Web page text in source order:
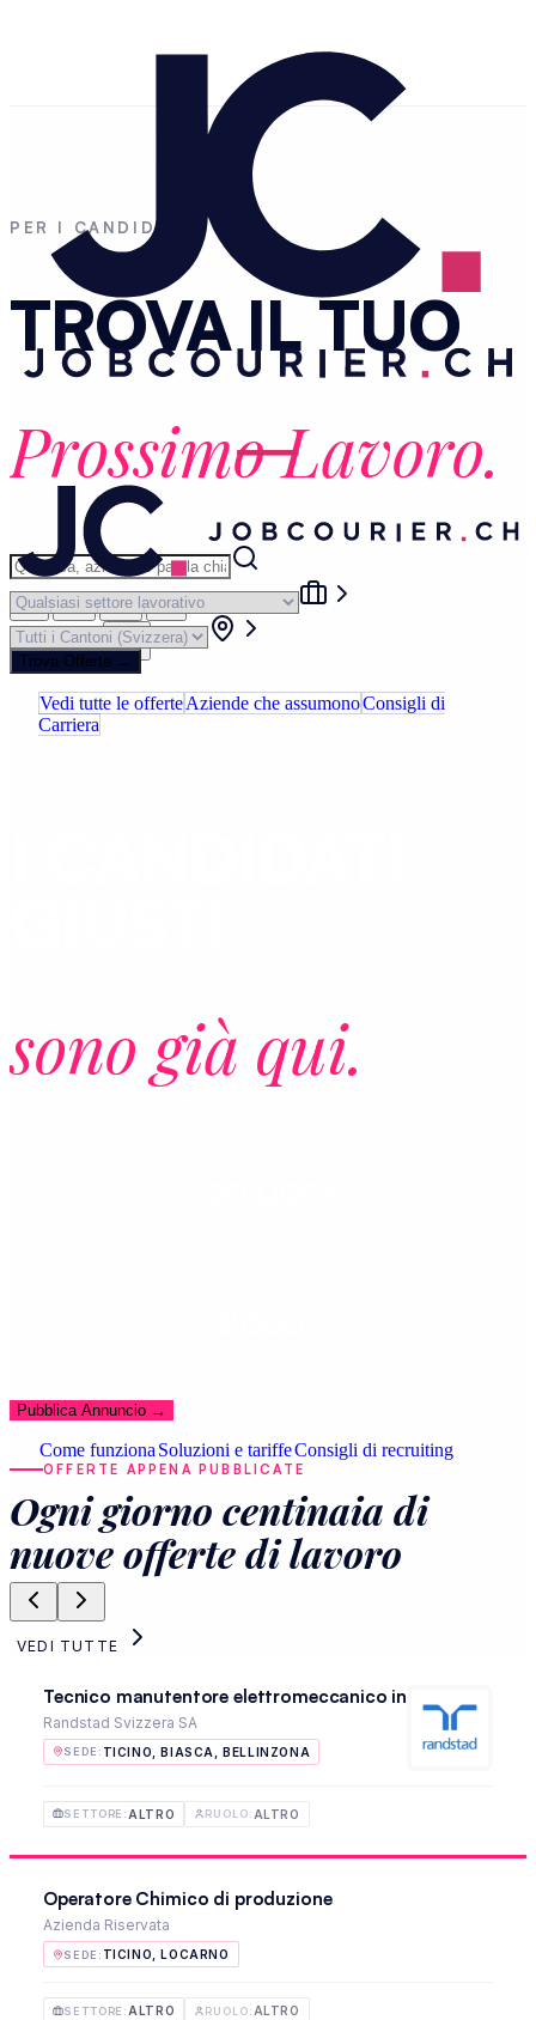
IT | EN | DE | FR
Login
PER I CANDIDATI
TROVA IL TUO
Prossimo Lavoro.
Trova Offerte →
Vedi tutte le offerteAziende che assumonoConsigli di
Carriera
sono già qui.
Pubblica Annuncio →
Come funziona Soluzioni e tariffeConsigli di recruiting
OFFERTE APPENA PUBBLICATE
Ogni giorno centinaia di
nuove offerte di lavoro
VEDI TUTTE
Tecnico manutentore elettromeccanico industriale
Randstad Svizzera SA
SEDE : TICINO, BIASCA, BELLINZONA
SETTORE : ALTRO RUOLO: ALTRO
Operatore Chimico di produzione
Azienda Riservata
SEDE : TICINO, LOCARNO
SETTORE : ALTRO RUOLO: ALTRO